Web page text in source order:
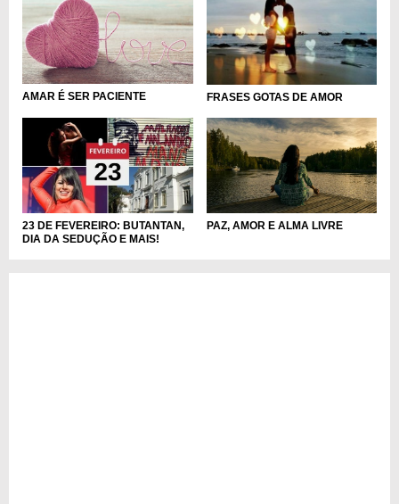
AMAR É SER PACIENTE FRASES GOTAS DE AMOR
23 DE FEVEREIRO: BUTANTAN,
DIA DA SEDUÇÃO E MAIS!
PAZ, AMOR E ALMA LIVRE